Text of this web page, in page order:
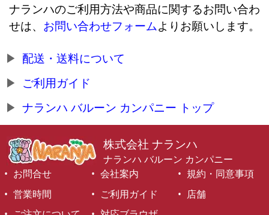
ナランハのご利用方法や商品に関するお問い合わ
せは、 お問い合わせフォームよりお願いします。
配送・送料について
ご利用ガイド
ナランハ バルーン カンパニー トップ
株式会社 ナランハ
ナランハ バルーン カンパニー
お問合せ
会社案内
規約・同意事項
営業時間
ご利用ガイド
店舗